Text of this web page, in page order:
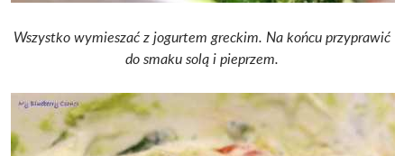
Wszystko wymieszać z jogurtem greckim. Na końcu przyprawić
do smaku solą i pieprzem.